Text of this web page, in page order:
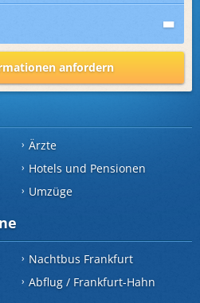
anfordern
Ärzte
Hotels und Pensionen
Umzüge
Nachtbus Frankfurt
Abflug / Frankfurt-Hahn